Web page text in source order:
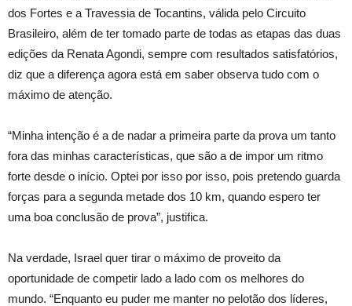
dos Fortes e a Travessia de Tocantins, válida pelo Circuito
Brasileiro, além de ter tomado parte de todas as etapas das duas
edições da Renata Agondi, sempre com resultados satisfatórios,
diz que a diferença agora está em saber observa tudo com o
máximo de atenção.
“Minha intenção é a de nadar a primeira parte da prova um tanto
fora das minhas características, que são a de impor um ritmo
forte desde o início. Optei por isso por isso, pois pretendo guarda
forças para a segunda metade dos 10 km, quando espero ter
uma boa conclusão de prova”, justifica.
Na verdade, Israel quer tirar o máximo de proveito da
oportunidade de competir lado a lado com os melhores do
mundo. “Enquanto eu puder me manter no pelotão dos líderes,